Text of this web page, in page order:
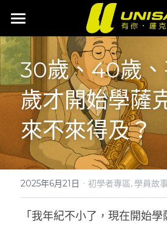
首頁
聯絡我們
網路商城
所有商品分類
樂器清潔保養
改善音色
樂器背帶
SAX配件選物
SAX筆記
登錄
搜索
30歲、40歲
歲才開始學薩
來不來得及？
2025年6月21日 · 初學者專區, 學員故
「我年紀不小了，現在開始
商品分類